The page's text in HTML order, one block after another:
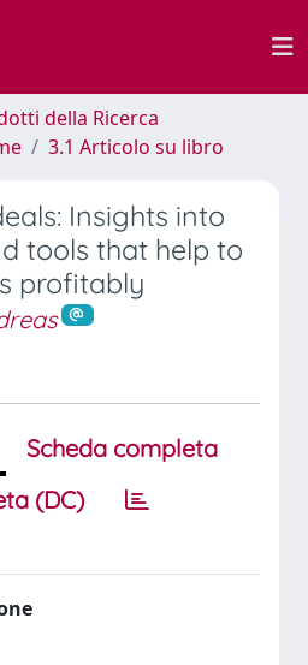
della Ricerca
3.1 Articolo su libro
Insights into
tools that help to
profitably
Scheda completa
(DC)